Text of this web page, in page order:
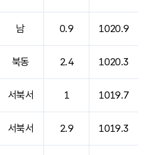
남 0.9 1020.9
북동 2.4 1020.3
서북서 1 1019.7
서북서 2.9 1019.3